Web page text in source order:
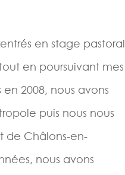
en stage pastoral
en poursuivant mes
2008, nous avons
puis nous nous
de Châlons-en-
nous avons